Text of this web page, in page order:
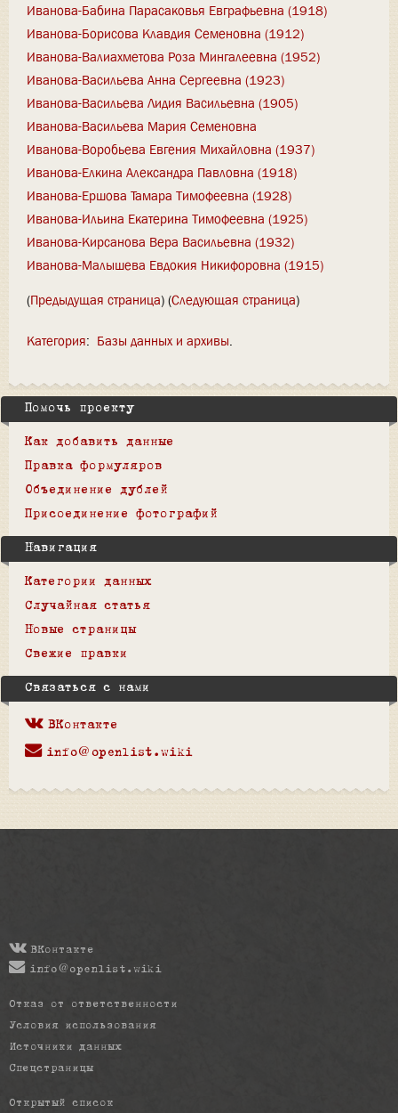
Иванова-Бабина Парасаковья Евграфьевна (1918)
Иванова-Борисова Клавдия Семеновна (1912)
Иванова-Валиахметова Роза Мингалеевна (1952)
Иванова-Васильева Анна Сергеевна (1923)
Иванова-Васильева Лидия Васильевна (1905)
Иванова-Васильева Мария Семеновна
Иванова-Воробьева Евгения Михайловна (1937)
Иванова-Елкина Александра Павловна (1918)
Иванова-Ершова Тамара Тимофеевна (1928)
Иванова-Ильина Екатерина Тимофеевна (1925)
Иванова-Кирсанова Вера Васильевна (1932)
Иванова-Малышева Евдокия Никифоровна (1915)
(Предыдущая страница) (Следующая страница)
Категория: Базы данных и архивы
Помочь проекту
Как добавить данные
Правка формуляров
Объединение дублей
Присоединение фотографий
Навигация
Категории данных
Случайная статья
Новые страницы
Свежие правки
Связаться с нами
ВКонтакте
info@openlist.wiki
ВКонтакте
info@openlist.wiki
Отказ от ответственности
Условия использования
Источники данных
Спецстраницы
Открытый список